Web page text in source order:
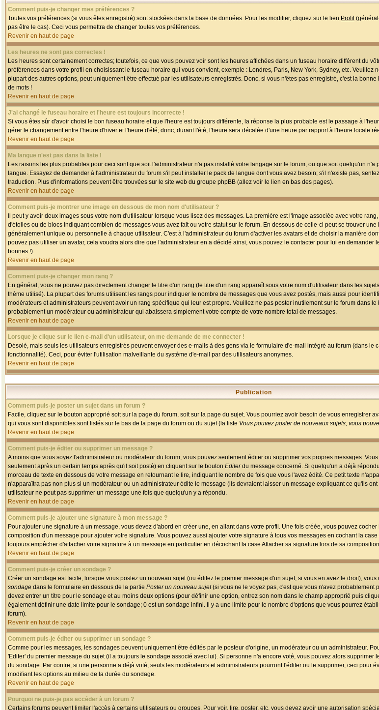
Comment puis-je changer mes préférences ?
Toutes vos préférences (si vous êtes enregistré) sont stockées dans la base de données. Pour les modifier, cliquez sur le lien Profil
pas être le cas). Ceci vous permettra de changer toutes vos préférences.
Revenir en haut de page
Les heures ne sont pas correctes !
Les heures sont certainement correctes; toutefois, ce que vous pouvez voir sont les heures affichées dans un fuseau horaire différent du
préférences dans votre profil en choisissant le fuseau horaire qui vous convient, exemple : Londres, Paris, New York, Sydney, etc. Veuillez
plupart des autres options, peut uniquement être effectué par les utilisateurs enregistrés. Donc, si vous n'êtes pas enregistré, c'est la
de mots !
Revenir en haut de page
J'ai changé le fuseau horaire et l'heure est toujours incorrecte !
Si vous êtes sûr d'avoir choisi le bon fuseau horaire et que l'heure est toujours différente, la réponse la plus probable est le passage à
gérer le changement entre l'heure d'hiver et l'heure d'été; donc, durant l'été, l'heure sera décalée d'une heure par rapport à l'heure locale
Revenir en haut de page
Ma langue n'est pas dans la liste !
Les raisons les plus probables pour ceci sont que soit l'administrateur n'a pas installé votre langage sur le forum, ou que soit quelqu'un n'a
langue. Essayez de demander à l'administrateur du forum s'il peut installer le pack de langue dont vous avez besoin; s'il n'existe pas,
traduction. Plus d'informations peuvent être trouvées sur le site web du groupe phpBB (allez voir le lien en bas des pages).
Revenir en haut de page
Comment puis-je montrer une image en dessous de mon nom d'utilisateur ?
Il peut y avoir deux images sous votre nom d'utilisateur lorsque vous lisez des messages. La première est l'image associée avec votre
d'étoiles ou de blocs indiquant combien de messages vous avez fait ou votre statut sur le forum. En dessous de celle-ci peut se trouver
généralement unique ou personnelle à chaque utilisateur. C'est à l'administrateur du forum d'activer les avatars et de choisir la manière
pouvez pas utiliser un avatar, cela voudra alors dire que l'administrateur en a décidé ainsi, vous pouvez le contacter pour lui en demander
bonnes !).
Revenir en haut de page
Comment puis-je changer mon rang ?
En général, vous ne pouvez pas directement changer le titre d'un rang (le titre d'un rang apparaît sous votre nom d'utilisateur dans les
thème utilisé). La plupart des forums utilisent les rangs pour indiquer le nombre de messages que vous avez postés, mais aussi pour
modérateurs et administrateurs peuvent avoir un rang spécifique qui leur est propre. Veuillez ne pas poster inutilement sur le forum dans
probablement un modérateur ou administrateur qui abaissera simplement votre compte de votre nombre total de messages.
Revenir en haut de page
Lorsque je clique sur le lien e-mail d'un utilisateur, on me demande de me connecter !
Désolé, mais seuls les utilisateurs enregistrés peuvent envoyer des e-mails à des gens via le formulaire d'e-mail intégré au forum (dans le
fonctionnalité). Ceci, pour éviter l'utilisation malveillante du système d'e-mail par des utilisateurs anonymes.
Revenir en haut de page
Publication
Comment puis-je poster un sujet dans un forum ?
Facile, cliquez sur le bouton approprié soit sur la page du forum, soit sur la page du sujet. Vous pourriez avoir besoin de vous enregistrer
qui vous sont disponibles sont listés sur le bas de la page du forum ou du sujet (la liste Vous pouvez poster de nouveaux sujets, vous
Revenir en haut de page
Comment puis-je éditer ou supprimer un message ?
A moins que vous soyez l'administrateur ou modérateur du forum, vous pouvez seulement éditer ou supprimer vos propres messages.
seulement après un certain temps après qu'il soit posté) en cliquant sur le bouton Editerdu message concerné. Si quelqu'un a déjà
morceau de texte en dessous de votre message en retournant le lire, indiquant le nombre de fois que vous l'avez édité. Ce petit texte
n'apparaîtra pas non plus si un modérateur ou un administrateur édite le message (ils devraient laisser un message expliquant ce qu'ils
utilisateur ne peut pas supprimer un message une fois que quelqu'un y a répondu.
Revenir en haut de page
Comment puis-je ajouter une signature à mon message ?
Pour ajouter une signature à un message, vous devez d'abord en créer une, en allant dans votre profil. Une fois créée, vous pouvez
composition d'un message pour ajouter votre signature. Vous pouvez aussi ajouter votre signature à tous vos messages en cochant la
toujours empêcher d'attacher votre signature à un message en particulier en décochant la case Attacher sa signature lors de sa
Revenir en haut de page
Comment puis-je créer un sondage ?
Créer un sondage est facile; lorsque vous postez un nouveau sujet (ou éditez le premier message d'un sujet, si vous en avez le droit),
sondage dans le formulaire en dessous de la partie Poster un nouveau sujet(si vous ne le voyez pas, c'est que vous n'avez probablement
devez entrer un titre pour le sondage et au moins deux options (pour définir une option, entrez son nom dans le champ approprié puis
également définir une date limite pour le sondage; 0 est un sondage infini. Il y a une limite pour le nombre d'options que vous pourrez
forum).
Revenir en haut de page
Comment puis-je éditer ou supprimer un sondage ?
Comme pour les messages, les sondages peuvent uniquement être édités par le posteur d'origine, un modérateur ou un administrateur.
'Editer' du premier message du sujet (il a toujours le sondage associé avec lui). Si personne n'a encore voté, vous pouvez alors supprimer
du sondage. Par contre, si une personne a déjà voté, seuls les modérateurs et administrateurs pourront l'éditer ou le supprimer, ceci pour
modifiant les options au milieu de la durée du sondage.
Revenir en haut de page
Pourquoi ne puis-je pas accéder à un forum ?
Certains forums peuvent limiter l'accès à certains utilisateurs ou groupes. Pour voir, lire, poster, etc. vous devez avoir une autorisation